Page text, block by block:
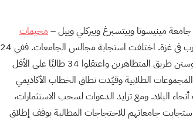
مينيسوتا وبيتسبرغ وبيركلي وييل –مخيمات
في عرض متزايد لاتساع نطاق التعبير في الحرم الجامعي والحرب في غزة. اختلفت استجابة مجالس الجامعات. ففي 24
نيسان/ أبريل، أغلق ضباط مكافحة الشغب في جامعة تكساس في أوستن طريق المتظاهرين واعتقلوا 34 طالبًا على الأقل
الطلابية وقيّدت نطاق الخطاب الأكاديمي
البلاد. ومع تزايد الدعوات لسحب الاستثمارات،
جامعاتهم للاحتجاجات المطالبة بوقف إطلاق